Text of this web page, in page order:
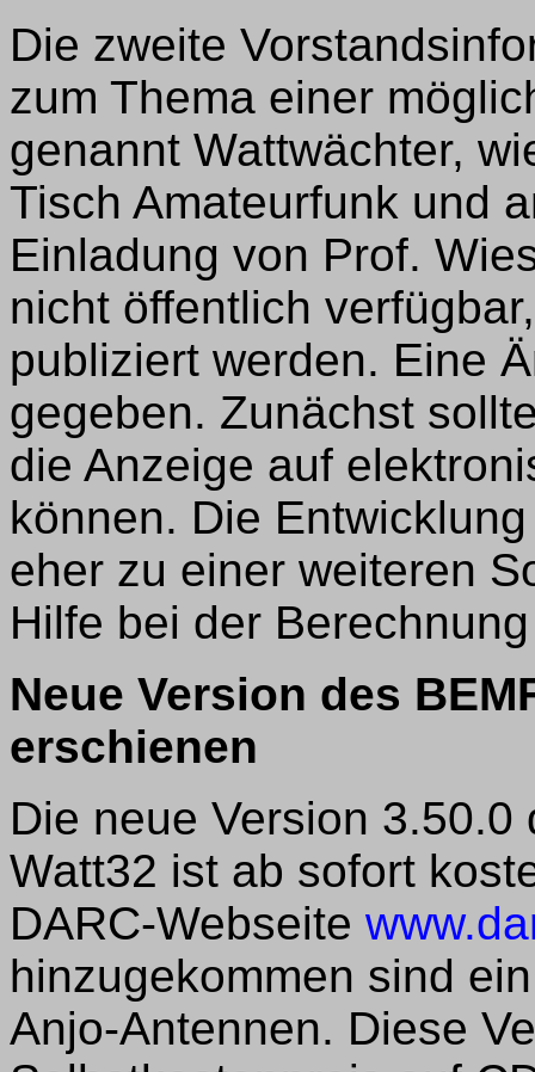
Die zweite
zum Thema einer
genannt Wattwächter,
Tisch Amateurfunk und
Einladung von Prof.
nicht öffentlich
publiziert werden. Eine
gegeben. Zunächst
die Anzeige auf
können. Die
eher zu einer weiteren
Hilfe bei der
Neue Version des
erschienen
Die neue Version 3.50.0
Watt32 ist ab sofort
DARC-Webseite
hinzugekommen sind
Anjo-Antennen. Diese